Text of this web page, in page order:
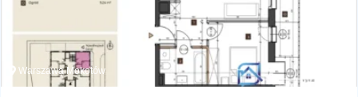
Warszawa Mokotów